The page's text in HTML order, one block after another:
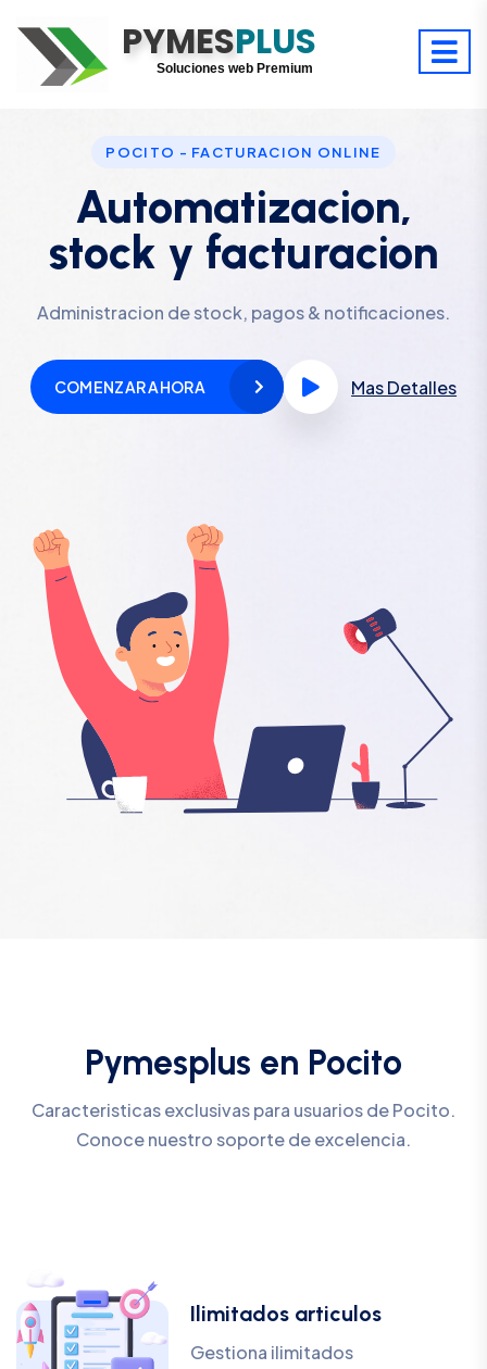
PYMESPLUS
Digitaliza tu éxito
Soluciones web Premium
POCITO - FACTURACION ONLINE
Automatizacion,
stock y facturacion
Administracion de stock, pagos & notificaciones.
COMENZAR AHORA Mas Detalles
Pymesplus en Pocito
Caracteristicas exclusivas para usuarios de Pocito.
Conoce nuestro soporte de excelencia.
Ilimitados articulos
Gestiona ilimitados